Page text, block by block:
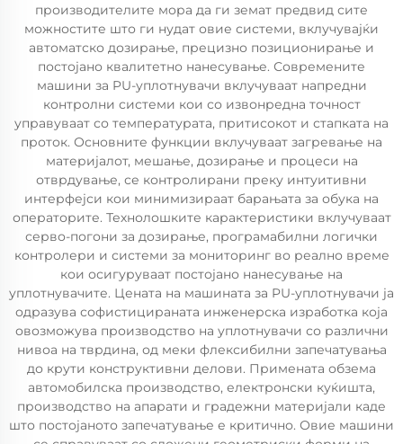
производителите мора да ги земат предвид сите
можностите што ги нудат овие системи, вклучувајќи
автоматско дозирање, прецизно позиционирање и
постојано квалитетно нанесување. Современите
машини за PU-уплотнувачи вклучуваат напредни
контролни системи кои со извонредна точност
управуваат со температурата, притисокот и стапката на
проток. Основните функции вклучуваат загревање на
материјалот, мешање, дозирање и процеси на
отврдување, се контролирани преку интуитивни
интерфејси кои минимизираат барањата за обука на
операторите. Технолошките карактеристики вклучуваат
серво-погони за дозирање, програмабилни логички
контролери и системи за мониторинг во реално време
кои осигуруваат постојано нанесување на
уплотнувачите. Цената на машината за PU-уплотнувачи ја
одразува софистицираната инженерска изработка која
овозможува производство на уплотнувачи со различни
нивоа на тврдина, од меки флексибилни запечатувања
до крути конструктивни делови. Примената обзема
автомобилска производство, електронски куќишта,
производство на апарати и градежни материјали каде
што постојаното запечатување е критично. Овие машини